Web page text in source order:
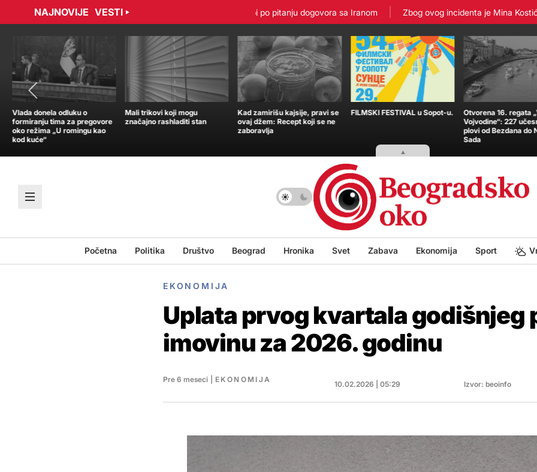
NAJNOVIJE VESTI
sporazumno raskinuli ugovor Tramp: Nisam u žurbi po pitanju dogovora sa Iranom Zbog ovog incidenta je Mina Kostić
Vlada donela odluku o
formiranju tima za pregovore
oko režima „U romingu kao
kod kuće“
Mali trikovi koji mogu
značajno rashladiti stan
Kad zamirišu kajsije, pravi se
ovaj džem: Recept koji se ne
zaboravlja
FILMSKI FESTIVAL u Sopot-u.
Otvorena 16. regata
Vojvodine“: 227
plovi od Bezdana do
Sada
Početna Politika Društvo Beograd Hronika Svet Zabava Ekonomija Sport
EKONOMIJA
Uplata prvog kvartala godišnjeg
imovinu za 2026. godinu
Pre 6 meseci EKONOMIJA 10.02.2026 | 05:29 Izvor: beoinfo